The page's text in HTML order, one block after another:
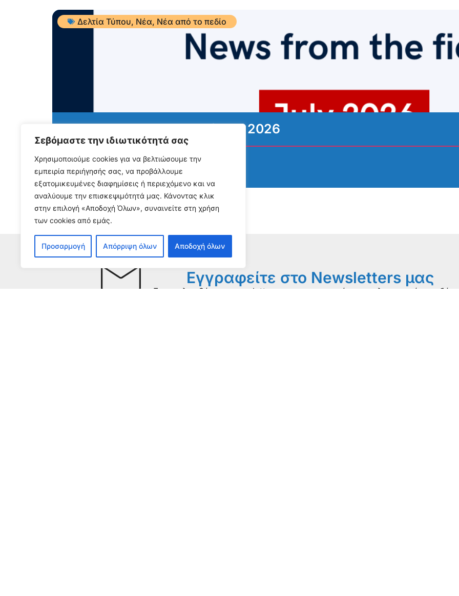
Σεβόμαστε την ιδιωτικότητά σας
Χρησιμοποιούμε cookies για να βελτιώσουμε την
εμπειρία περιήγησής σας, να προβάλλουμε
εξατομικευμένες διαφημίσεις ή περιεχόμενο και να
αναλύουμε την επισκεψιμότητά μας. Κάνοντας κλικ
στην επιλογή «Αποδοχή Όλων», συναινείτε στη χρήση
των cookies από εμάς.
Προσαρμογή Απόρριψη όλων Αποδοχή όλων
Δελτία Τύπου, Νέα, Νέα από το πεδίο
ΝΕΑ ΑΠΟ ΤΟ ΠΕΔΙΟ – Ιούλιος 2026
3 Αυγούστου, 2026
Διαβάστε περισσότερα...
Εγγραφείτε στο Newsletters μας
Για να λαμβάνετε newsletter με τις σημαντικότερες πληροφορίες,